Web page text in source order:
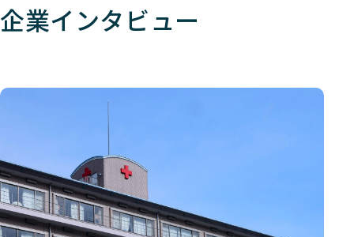
企業インタビュー